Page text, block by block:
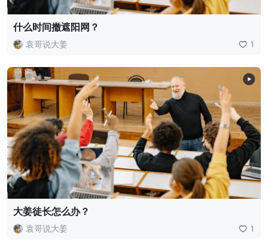
什么时间撤遮阳网？
袁哥说大姜 1
大姜徒长怎么办？
袁哥说大姜 1